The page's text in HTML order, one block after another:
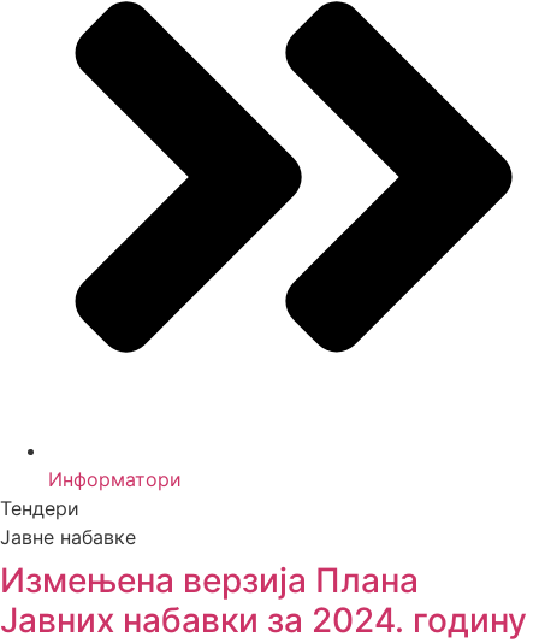
Информатори
Тендери
Јавне набавке
Измењенa верзијa Плана
Јавних набавки за 2024. годину